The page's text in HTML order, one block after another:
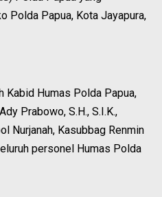
Polda Papua, Kota Jayapura,
Kabid Humas Polda Papua,
Prabowo, S.H., S.I.K.,
Nurjanah, Kasubbag Renmin
personel Humas Polda